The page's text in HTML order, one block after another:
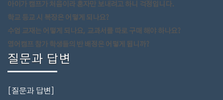
아이가 캠프가 처음이라 혼자만 보내려고 하니 걱정입니다.
학교 등교 시 복장은 어떻게 되나요?
수업 교재는 어떻게 되나요, 교과서를 따로 구매 해야 하나요?
영어캠프 참가 학생들의 반 배정은 어떻게 됩니까?
질문과 답변
[질문과 답변]